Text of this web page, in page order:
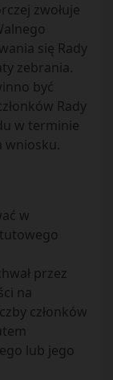
zwołuje
się Rady
zebrania.
być
Rady
w terminie
wniosku.
w
przez
na
członków
lub jego